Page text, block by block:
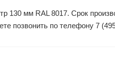
130 мм RAL 8017. Срок
позвонить по телефону 7